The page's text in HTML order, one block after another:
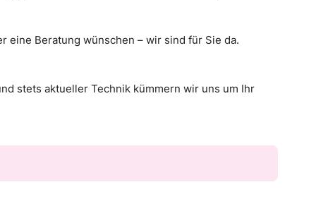
eine Beratung wünschen – wir sind für Sie da.
stets aktueller Technik kümmern wir uns um Ihr